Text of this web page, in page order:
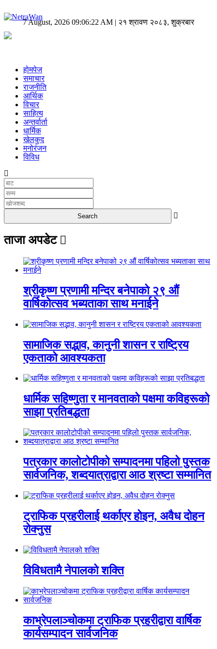
7 August, 2026 09:06:22 AM | २१ श्रावण २०८३, शुक्रबार
होमपेज
समाचार
राजनीति
आर्थिक
विचार
साहित्य
अन्तर्वार्ता
धार्मिक
खेलकुद
मनोरंजन
विविध
ताजा अपडेट
श्रीकृष्ण प्रणामी मन्दिर बनेपाको २९ औं
वार्षिकोत्सव भब्यताका साथ मनाईने
सामाजिक सद्भाव, कानुनी शासन र राष्ट्रिय
एकताको आवश्यकता
धार्मिक सहिष्णुता र मानवताको पक्षमा कविहरूको
साझा प्रतिबद्धता
पत्रकार कालोटोपीको सम्पादनमा पहिलो पुस्तक
सार्वजनिक, शब्दयात्राद्वारा आठ श्रष्टा सम्मानित
ट्राफिक प्रहरीलाई थर्काएर होइन, अवैध दोहन
रोक्नुस
विविधतामै नेपालको शक्ति
काभ्रेपलाञ्चोकमा ट्राफिक प्रहरीद्वारा वार्षिक
कार्यसम्पादन सार्वजनिक